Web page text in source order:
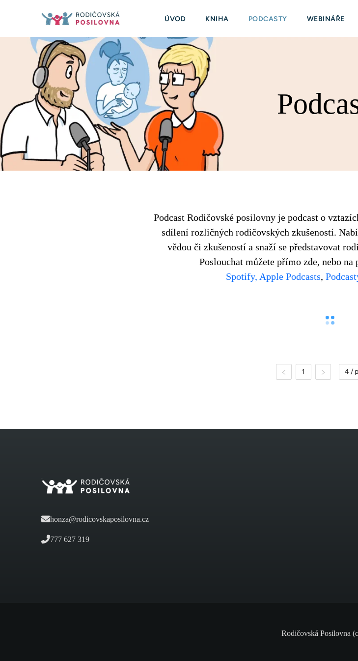
ÚVOD KNIHA PODCASTY WEBINÁŘE
Podcast Rodičovské posilovny je podcast o
sdílení rozličných rodičovských zkušeností.
vědou či zkušeností a snaží se představovat
Poslouchat můžete přímo zde, nebo
Spotify, Apple Podcasts,
1 4 /
honza@rodicovskaposilovna.cz
777 627 319
Rodičovská Posilovna